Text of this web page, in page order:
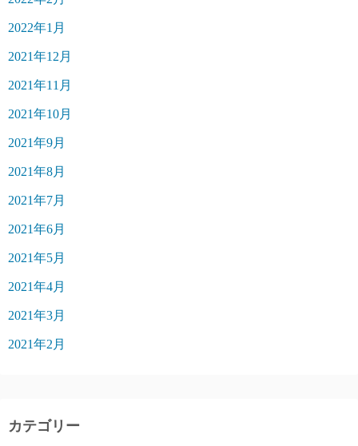
2022年1月
2021年12月
2021年11月
2021年10月
2021年9月
2021年8月
2021年7月
2021年6月
2021年5月
2021年4月
2021年3月
2021年2月
カテゴリー